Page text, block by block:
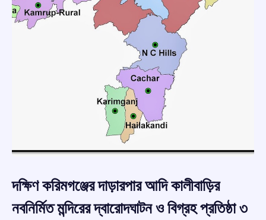
দক্ষিণ করিমগঞ্জের দাড়ারপার আদি কালীবাড়ির
নবনির্মিত মন্দিরের দ্বারোদঘাটন ও বিগ্রহ প্রতিষ্ঠা ৩